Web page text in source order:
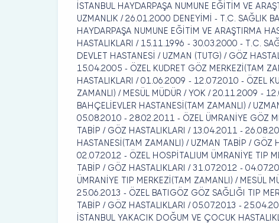
İSTANBUL HAYDARPAŞA NUMUNE EĞİTİM VE
UZMANLIK / 26.01.2000 DENEYİMİ - T.C. SAĞLIK
HAYDARPAŞA NUMUNE EĞİTİM VE ARAŞTIRMA
HASTALIKLARI / 15.11.1996 - 30.03.2000 - T.C.
DEVLET HASTANESİ / UZMAN (TUTG) / GÖZ
15.04.2005 - ÖZEL KUDRET GÖZ MERKEZİ(TAM
HASTALIKLARI / 01.06.2009 - 12.07.2010 - ÖZEL
ZAMANLI) / MESÜL MÜDÜR / YOK / 20.11.2009 -
BAHÇELİEVLER HASTANESİ(TAM ZAMANLI) /
05.08.2010 - 28.02.2011 - ÖZEL ÜMRANİYE GÖZ
TABİP / GÖZ HASTALIKLARI / 13.04.2011 -
HASTANESİ(TAM ZAMANLI) / UZMAN TABİP / GÖZ
02.07.2012 - ÖZEL HOSPİTALIUM ÜMRANİYE TIP
TABİP / GÖZ HASTALIKLARI / 31.07.2012 -
ÜMRANİYE TIP MERKEZİ(TAM ZAMANLI) / MESÜL
25.06.2013 - ÖZEL BATIGÖZ GÖZ SAĞLIĞI TIP
TABİP / GÖZ HASTALIKLARI / 05.07.2013 -
İSTANBUL YAKACIK DOĞUM VE ÇOCUK